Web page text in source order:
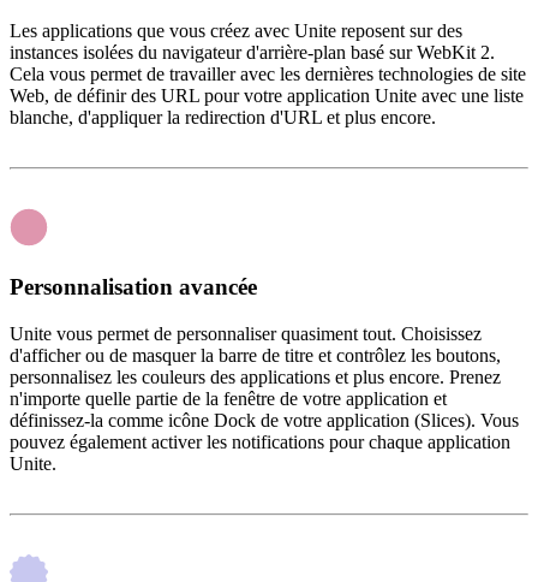
Les applications que vous créez avec Unite reposent sur des
instances isolées du navigateur d'arrière-plan basé sur WebKit 2.
Cela vous permet de travailler avec les dernières technologies de site
Web, de définir des URL pour votre application Unite avec une liste
blanche, d'appliquer la redirection d'URL et plus encore.
Personnalisation avancée
Unite vous permet de personnaliser quasiment tout. Choisissez
d'afficher ou de masquer la barre de titre et contrôlez les boutons,
personnalisez les couleurs des applications et plus encore. Prenez
n'importe quelle partie de la fenêtre de votre application et
définissez-la comme icône Dock de votre application (Slices). Vous
pouvez également activer les notifications pour chaque application
Unite.